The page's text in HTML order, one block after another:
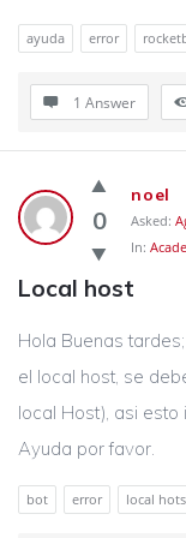
ayuda error
1 Answer
0
noel
Asked:
In:
Local host
Hola Buenas
el local host, se
local Host), asi
Ayuda por favor.
bot error local hots